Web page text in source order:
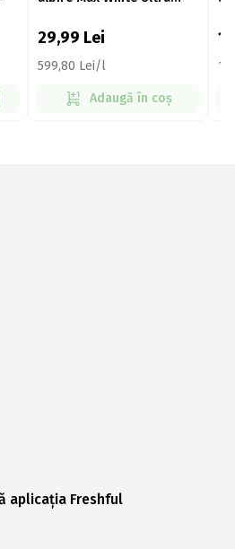
29,99 Lei
599,80 Lei/l
Adaugă în coș
aplicația Freshful